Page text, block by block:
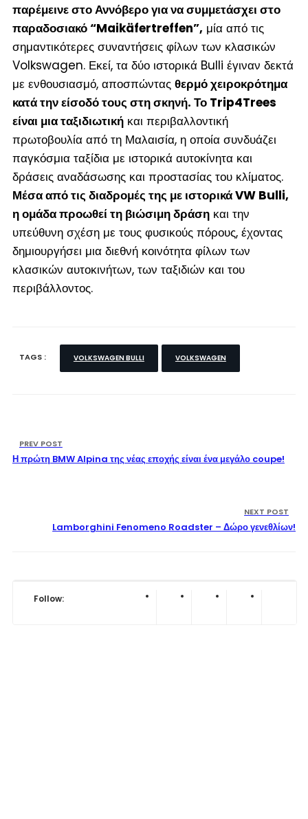
παρέμεινε στο Αννόβερο για να συμμετάσχει στο
παραδοσιακό “Maikäfertreffen”, μία από τις
σημαντικότερες συναντήσεις φίλων των κλασικών
Volkswagen. Εκεί, τα δύο ιστορικά Bulli έγιναν δεκτά
με ενθουσιασμό, αποσπώντας θερμό χειροκρότημα
κατά την είσοδό τους στη σκηνή. Το Trip4Trees
είναι μια ταξιδιωτικήκαι περιβαλλοντική
πρωτοβουλία από τη Μαλαισία, η οποία συνδυάζει
παγκόσμια ταξίδια με ιστορικά αυτοκίνητα και
δράσεις αναδάσωσης και προστασίας του κλίματος.
Μέσα από τις διαδρομές της με ιστορικά VW Bulli,
η ομάδα προωθεί τη βιώσιμη δράσηκαι την
υπεύθυνη σχέση με τους φυσικούς πόρους, έχοντας
δημιουργήσει μια διεθνή κοινότητα φίλων των
κλασικών αυτοκινήτων, των ταξιδιών και του
περιβάλλοντος.
TAGS : VOLKSWAGEN BULLI VOLKSWAGEN
PREV POST
Η πρώτη BMW Alpina της νέας εποχής είναι ένα μεγάλο coupe!
NEXT POST
Lamborghini Fenomeno Roadster – Δώρο γενεθλίων!
Follow: